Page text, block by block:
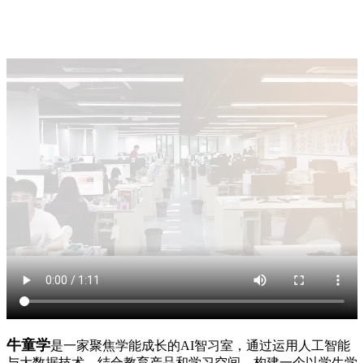
牛童学是一家聚焦学能成长的AI智习室，通过运用人工智能